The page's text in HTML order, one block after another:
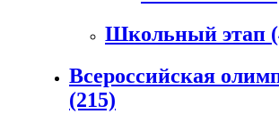
Школьный этап
Всероссийская
(215)